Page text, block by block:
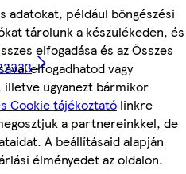
adatokat, például böngészési
tárolunk a készülékeden, és
elfogadása és az Összes
elfogadhatod vagy
ugyanezt bármikor
Cookie tájékoztató linkre
a partnereinkkel, de
A beállításaid alapján
élményedet az oldalon.